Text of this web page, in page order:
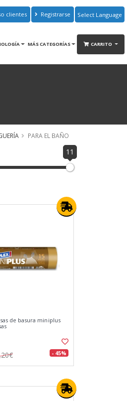
clientes Registrarse
Translate
MÁS CATEGORÍAS CARRITO
PARA EL BAÑO
11
de basura miniplus
- 45%